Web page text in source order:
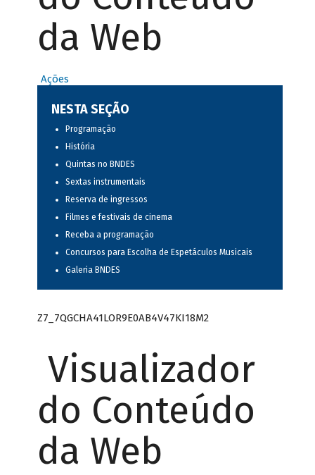
da Web
Ações
NESTA SEÇÃO
Programação
História
Quintas no BNDES
Sextas instrumentais
Reserva de ingressos
Filmes e festivais de cinema
Receba a programação
Concursos para Escolha de Espetáculos Musicais
Galeria BNDES
Z7_7QGCHA41LOR9E0AB4V47KI18M2
Visualizador
do Conteúdo
da Web